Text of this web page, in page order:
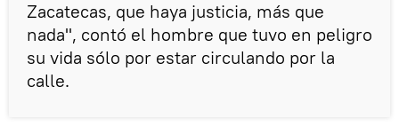
Zacatecas, que haya justicia, más que
nada", contó el hombre que tuvo en peligro
su vida sólo por estar circulando por la
calle.